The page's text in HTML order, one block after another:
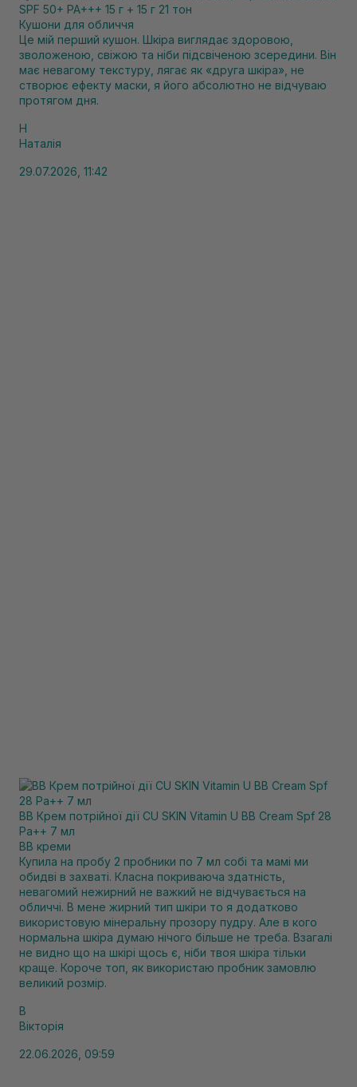
SPF 50+ PA+++ 15 г + 15 г 21 тон
Кушони для обличчя
Це мій перший кушон. Шкіра виглядає здоровою,
зволоженою, свіжою та ніби підсвіченою зсередини. Він
має невагому текстуру, лягає як «друга шкіра», не
створює ефекту маски, я його абсолютно не відчуваю
протягом дня.
Н
Наталія
29.07.2026, 11:42
BB Крем потрійної дії CU SKIN Vitamin U BB Cream Spf 28
Pa++ 7 мл
BB креми
Купила на пробу 2 пробники по 7 мл собі та мамі ми
обидві в захваті. Класна покриваюча здатність,
невагомий нежирний не важкий не відчувається на
обличчі. В мене жирний тип шкіри то я додатково
використовую мінеральну прозору пудру. Але в кого
нормальна шкіра думаю нічого більше не треба. Взагалі
не видно що на шкірі щось є, ніби твоя шкіра тільки
краще. Короче топ, як використаю пробник замовлю
великий розмір.
В
Вікторія
22.06.2026, 09:59